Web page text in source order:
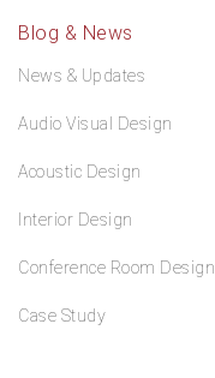
Blog & News
News & Updates
Audio Visual Design
Acoustic Design
Interior Design
Conference Room Design
Case Study